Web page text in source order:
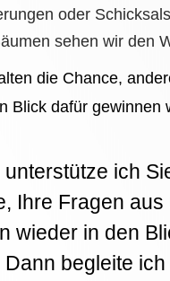
oder
sehen wir den
die Chance,
Blick dafür
ich
Ihre Fragen
wieder in den
begleite